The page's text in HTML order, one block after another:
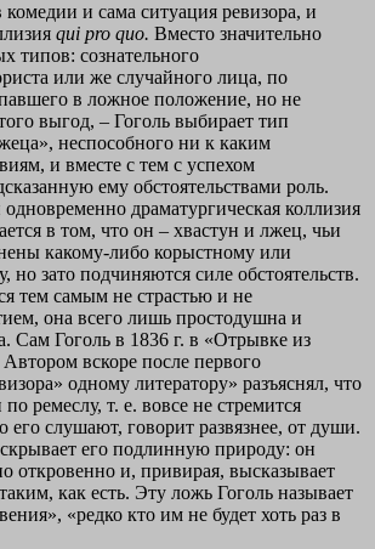
и сама ситуация ревизора, и
qui pro quo. Вместо значительно
типов: сознательного
или же случайного лица, по
в ложное положение, но не
выгод, – Гоголь выбирает тип
неспособного ни к каким
и вместе с тем с успехом
ему обстоятельствами роль.
драматургическая коллизия
в том, что он – хвастун и лжец, чьи
какому‑либо корыстному или
но зато подчиняются силе обстоятельств.
тем самым не страстью и не
она всего лишь простодушна и
Сам Гоголь в 1836 г. в «Отрывке из
вскоре после первого
одному литератору» разъяснял, что
ремеслу, т. е. вовсе не стремится
его слушают, говорит развязнее, от души.
его подлинную природу: он
откровенно и, привирая, высказывает
как есть. Эту ложь Гоголь называет
«редко кто им не будет хоть раз в